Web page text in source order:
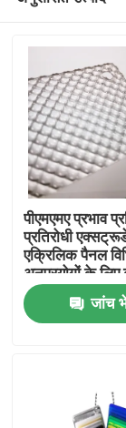
घर
पीएमएमए प्रभाव
प्रतिरोधी
एक्रिलिक पैनल
अनुप्रयोगों के
आसान
जांच